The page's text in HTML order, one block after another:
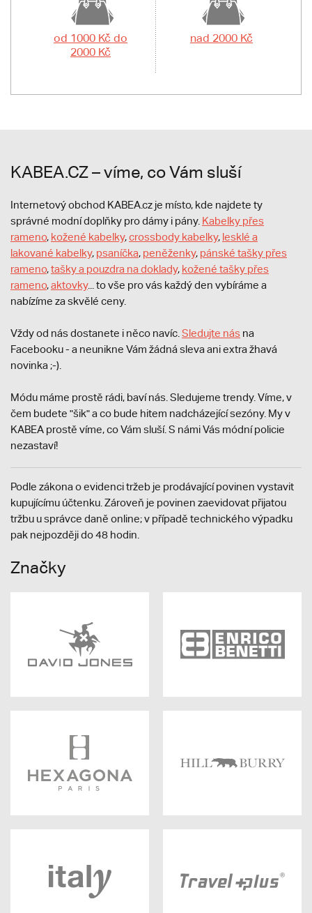
od 1000 Kč do
2000 Kč
nad 2000 Kč
KABEA.CZ – víme, co Vám sluší
Internetový obchod KABEA.cz je místo, kde najdete ty
správné modní doplňky pro dámy i pány. Kabelky přes
rameno, kožené kabelky,crossbody kabelky, lesklé a
lakované kabelky, psaníčka, peněženky, pánské tašky přes
rameno,tašky a pouzdra na doklady, kožené tašky přes
rameno,aktovky... to vše pro vás každý den vybíráme a
nabízíme za skvělé ceny.
Vždy od nás dostanete i něco navíc. Sledujte nás na
Facebooku - a neunikne Vám žádná sleva ani extra žhavá
novinka ;-).
Módu máme prostě rádi, baví nás. Sledujeme trendy. Víme, v
čem budete "šik" a co bude hitem nadcházející sezóny. My v
KABEA prostě víme, co Vám sluší. S námi Vás módní policie
nezastaví!
Podle zákona o evidenci tržeb je prodávající povinen vystavit
kupujícímu účtenku. Zároveň je povinen zaevidovat přijatou
tržbu u správce daně online; v případě technického výpadku
pak nejpozději do 48 hodin.
Značky